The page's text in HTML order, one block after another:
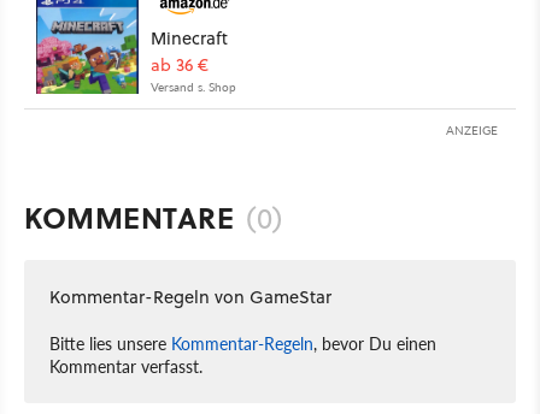
Minecraft
ab 36 €
Versand s. Shop
ANZEIGE
KOMMENTARE (0)
Kommentar-Regeln von GameStar
Bitte lies unsere Kommentar-Regeln, bevor Du einen
Kommentar verfasst.